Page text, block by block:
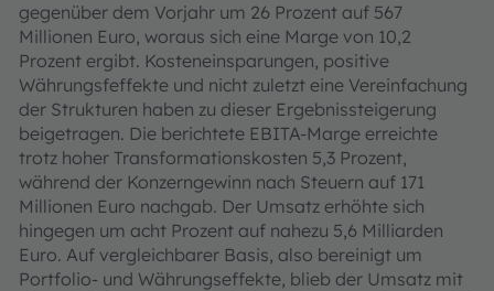
gegenüber dem Vorjahr um 26 Prozent auf 567
Millionen Euro, woraus sich eine Marge von 10,2
Prozent ergibt. Kosteneinsparungen, positive
Währungsfeffekte und nicht zuletzt eine Vereinfachung
der Strukturen haben zu dieser Ergebnissteigerung
beigetragen. Die berichtete EBITA-Marge erreichte
trotz hoher Transformationskosten 5,3 Prozent,
während der Konzerngewinn nach Steuern auf 171
Millionen Euro nachgab. Der Umsatz erhöhte sich
hingegen um acht Prozent auf nahezu 5,6 Milliarden
Euro. Auf vergleichbarer Basis, also bereinigt um
Portfolio- und Währungseffekte, blieb der Umsatz mit